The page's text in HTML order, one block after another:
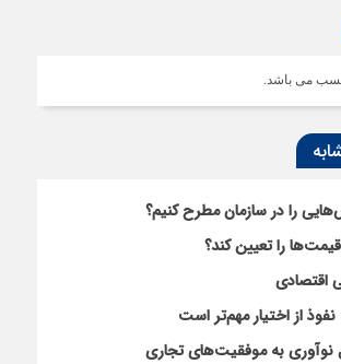
می باشد.
را در سازمان مطرح کنیم؟
را تعیین کند؟
اقتصادی
از اختیار مهم‌تر است